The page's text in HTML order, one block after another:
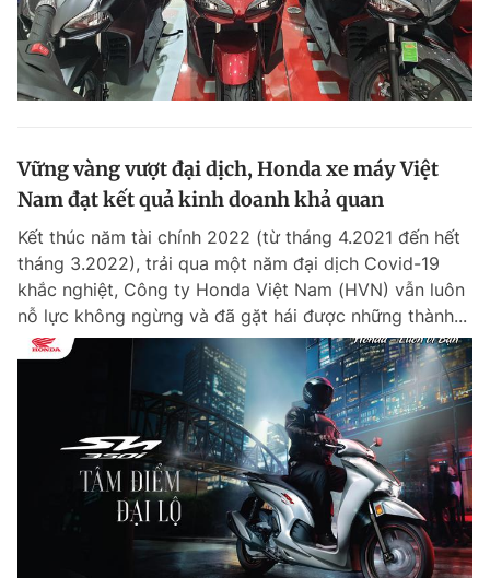
Vững vàng vượt đại dịch, Honda xe máy Việt
Nam đạt kết quả kinh doanh khả quan
Kết thúc năm tài chính 2022 (từ tháng 4.2021 đến hết
tháng 3.2022), trải qua một năm đại dịch Covid-19
khắc nghiệt, Công ty Honda Việt Nam (HVN) vẫn luôn
nỗ lực không ngừng và đã gặt hái được những thành...